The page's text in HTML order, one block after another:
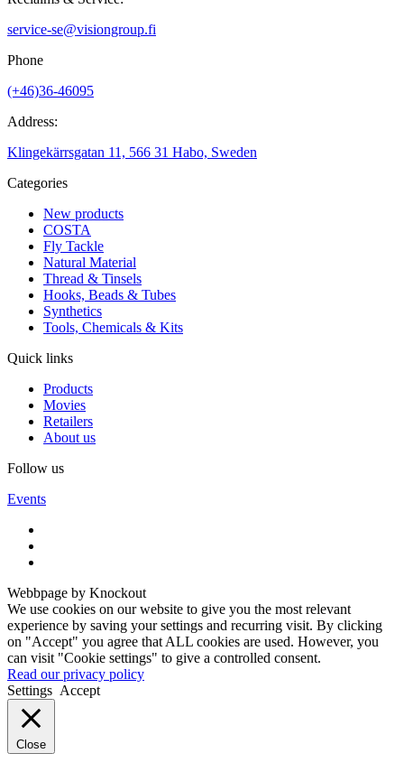
service-se@visiongroup.fi
Phone
(+46)36-46095
Address:
Klingekärrsgatan 11, 566 31 Habo, Sweden
Categories
New products
COSTA
Fly Tackle
Natural Material
Thread & Tinsels
Hooks, Beads & Tubes
Synthetics
Tools, Chemicals & Kits
Quick links
Products
Movies
Retailers
About us
Follow us
Events
Webbpage by Knockout
We use cookies on our website to give you the most relevant
experience by saving your settings and recurring visit. By clicking
on "Accept" you agree that ALL cookies are used. However, you
can visit "Cookie settings" to give a controlled consent.
Read our privacy policy
Settings Accept
Close